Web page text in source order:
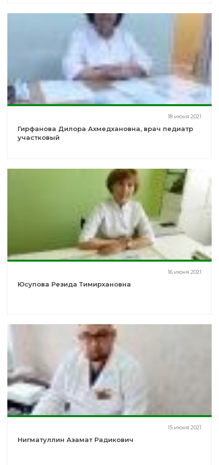
18 июня 2021
Гирфанова Дилора Ахмедхановна, врач педиатр
участковый
16 июня 2021
Юсупова Резида Тимирхановна
15 июня 2021
Нигматуллин Азамат Радикович